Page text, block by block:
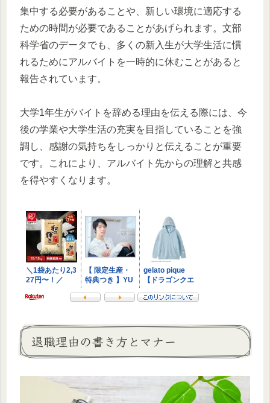
集中する必要があることや、新しい環境に適応する
ための時間が必要であることがあげられます。文部
科学省のデータでも、多くの新入生が大学生活に慣
れるためにアルバイトを一時的に休むことがあると
報告されています。
大学1年生がバイトを辞める理由を伝える際には、今
後の学業や大学生活の充実を目指していることを強
調し、感謝の気持ちをしっかりと伝えることが重要
です。これにより、アルバイト先からの理解と共感
を得やすくなります。
退職理由の書き方とマナー